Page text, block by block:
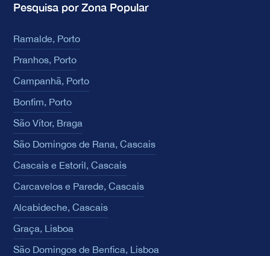
Pesquisa por Zona Popular
Ramalde, Porto
Pranhos, Porto
Campanhã, Porto
Bonfim, Porto
São Vítor, Braga
São Domingos de Rana, Cascais
Cascais e Estoril, Cascais
Carcavelos e Parede, Cascais
Alcabideche, Cascais
Graça, Lisboa
São Domingos de Benfica, Lisboa